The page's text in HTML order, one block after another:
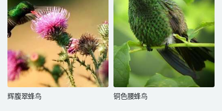
辉腹翠蜂鸟 铜色腰蜂鸟